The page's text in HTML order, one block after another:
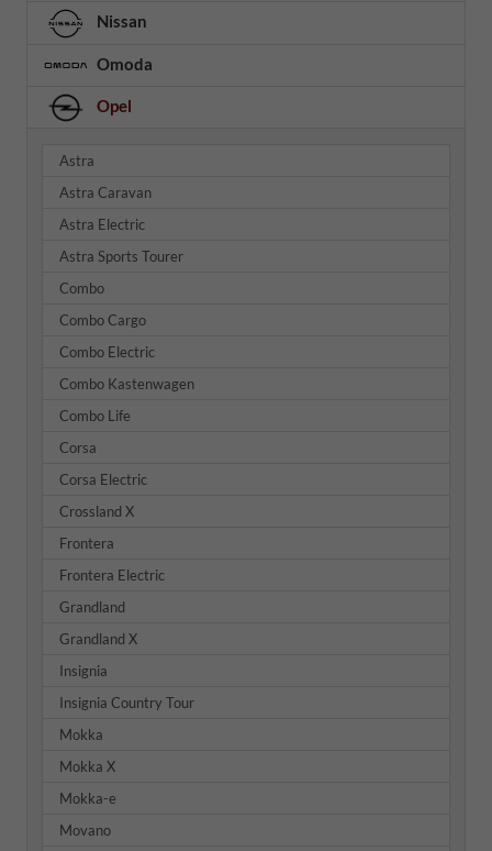
Nissan
Omoda
Opel
Astra
Astra Caravan
Astra Electric
Astra Sports Tourer
Combo
Combo Cargo
Combo Electric
Combo Kastenwagen
Combo Life
Corsa
Corsa Electric
Crossland X
Frontera
Frontera Electric
Grandland
Grandland X
Insignia
Insignia Country Tour
Mokka
Mokka X
Mokka-e
Movano